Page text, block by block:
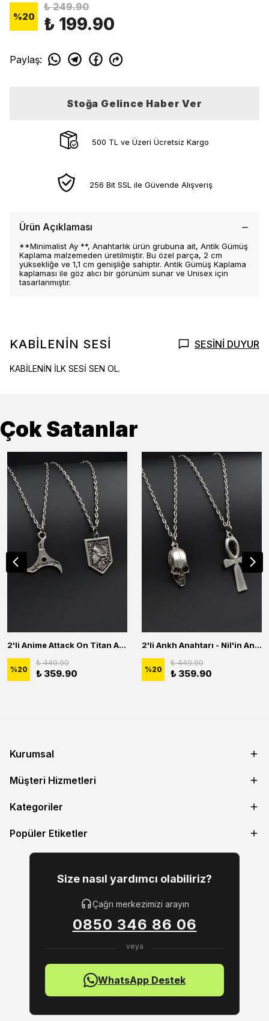
%20
₺ 249.90
₺ 199.90
Paylaş:
Stoğa Gelince Haber Ver
500 TL ve Üzeri Ücretsiz Kargo
256 Bit SSL ile Güvende Alışveriş
Ürün Açıklaması
**Minimalist Ay **, Anahtarlık ürün grubuna ait, Antik Gümüş
Kaplama malzemeden üretilmiştir. Bu özel parça, 2 cm
yüksekliğe ve 1,1 cm genişliğe sahiptir. Antik Gümüş Kaplama
kaplaması ile göz alıcı bir görünüm sunar ve Unisex için
tasarlanmıştır.
KABİLENİN SESİ SESİNİ DUYUR
KABİLENİN İLK SESİ SEN OL.
Çok Satanlar
2'li Anime Attack On Titan Acrylic Maria Anime Naruto Erkek Kadın Kolye Seti
%20
₺ 449.90
₺ 359.90
2'li Ankh Anahtarı - Nil'in Anahtarı - Kuru Kafa Erkek Kadın Kolye Seti
%20
₺ 449.90
₺ 359.90
Kurumsal
Müşteri Hizmetleri
Kategoriler
Popüler Etiketler
Size nasıl yardımcı olabiliriz?
Çağrı merkezimizi arayın
0850 346 86 06
WhatsApp Destek